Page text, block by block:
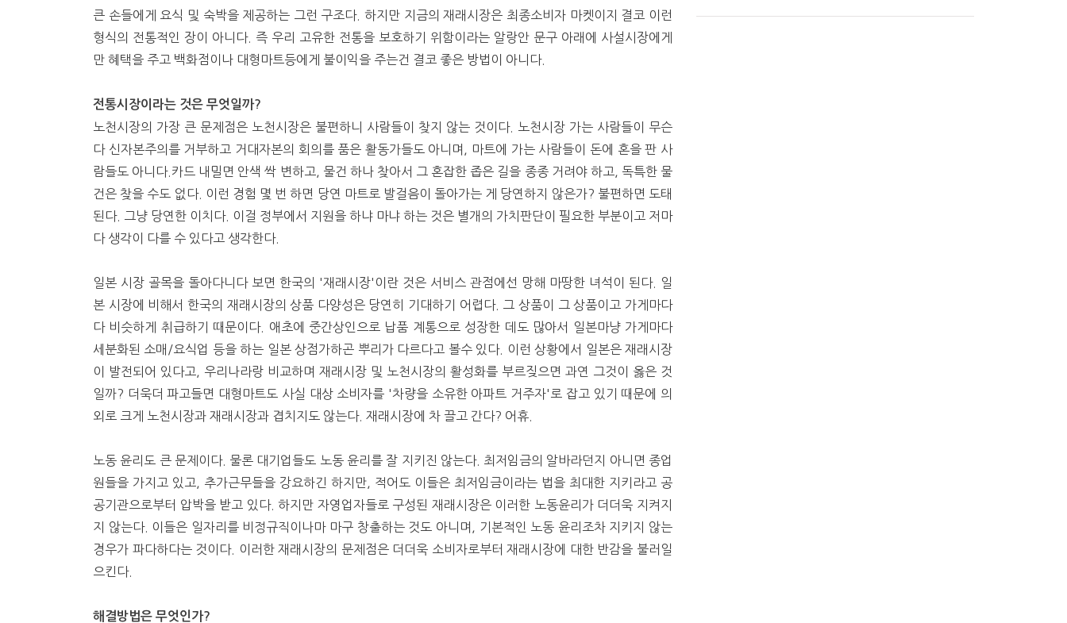
큰 손들에게 요식 및 숙박을 제공하는 그런 구조다. 하지만 지금의 재래시장은 최종소비자 마켓이지 결코 이런
형식의 전통적인 장이 아니다. 즉 우리 고유한 전통을 보호하기 위함이라는 알랑안 문구 아래에 사설시장에게
만 혜택을 주고 백화점이나 대형마트등에게 불이익을 주는건 결코 좋은 방법이 아니다.
전통시장이라는 것은 무엇일까?
노천시장의 가장 큰 문제점은 노천시장은 불편하니 사람들이 찾지 않는 것이다. 노천시장 가는 사람들이 무슨
다 신자본주의를 거부하고 거대자본의 회의를 품은 활동가들도 아니며, 마트에 가는 사람들이 돈에 혼을 판 사
람들도 아니다.카드 내밀면 안색 싹 변하고, 물건 하나 찾아서 그 혼잡한 좁은 길을 종종 거려야 하고, 독특한 물
건은 찾을 수도 없다. 이런 경험 몇 번 하면 당연 마트로 발걸음이 돌아가는 게 당연하지 않은가? 불편하면 도태
된다. 그냥 당연한 이치다. 이걸 정부에서 지원을 하냐 마냐 하는 것은 별개의 가치판단이 필요한 부분이고 저마
다 생각이 다를 수 있다고 생각한다.
일본 시장 골목을 돌아다니다 보면 한국의 '재래시장'이란 것은 서비스 관점에선 망해 마땅한 녀석이 된다. 일
본 시장에 비해서 한국의 재래시장의 상품 다양성은 당연히 기대하기 어렵다. 그 상품이 그 상품이고 가게마다
다 비슷하게 취급하기 때문이다. 애초에 중간상인으로 납품 계통으로 성장한 데도 많아서 일본마냥 가게마다
세분화된 소매/요식업 등을 하는 일본 상점가하곤 뿌리가 다르다고 볼수 있다. 이런 상황에서 일본은 재래시장
이 발전되어 있다고, 우리나라랑 비교하며 재래시장 및 노천시장의 활성화를 부르짖으면 과연 그것이 옳은 것
일까? 더욱더 파고들면 대형마트도 사실 대상 소비자를 '차량을 소유한 아파트 거주자'로 잡고 있기 때문에 의
외로 크게 노천시장과 재래시장과 겹치지도 않는다. 재래시장에 차 끌고 간다? 어휴.
노동 윤리도 큰 문제이다. 물론 대기업들도 노동 윤리를 잘 지키진 않는다. 최저임금의 알바라던지 아니면 종업
원들을 가지고 있고, 추가근무들을 강요하긴 하지만, 적어도 이들은 최저임금이라는 법을 최대한 지키라고 공
공기관으로부터 압박을 받고 있다. 하지만 자영업자들로 구성된 재래시장은 이러한 노동윤리가 더더욱 지켜지
지 않는다. 이들은 일자리를 비정규직이나마 마구 창출하는 것도 아니며, 기본적인 노동 윤리조차 지키지 않는
경우가 파다하다는 것이다. 이러한 재래시장의 문제점은 더더욱 소비자로부터 재래시장에 대한 반감을 불러일
으킨다.
해결방법은 무엇인가?